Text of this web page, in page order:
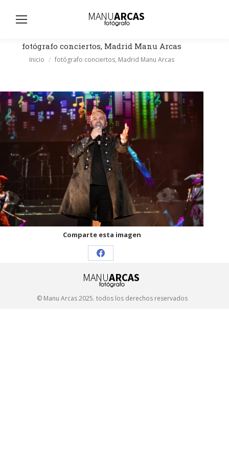
fotógrafo conciertos, Madrid Manu Arcas
Estás aquí:
Inicio fotógrafo conciertos, Madrid Manu Arcas
Comparte esta imagen
Share
on
Facebook
© Manu Arcas 2025. todos los derechos reservados